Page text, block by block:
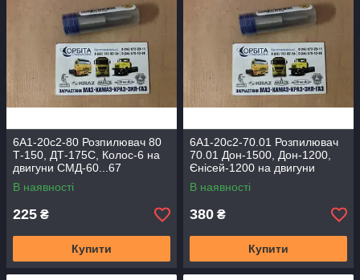
6А1-20с2-80 Розпилювач 80
Т-150, ДТ-175С, Колос-6 на
двигуни СМД-60...67
В наявності
225 ₴
Купити
6А1-20с2-70.01 Розпилювач
70.01 Дон-1500, Дон-1200,
Єнісей-1200 на двигуни
СМД-23, 24, 31, 31Б.04
В наявності
380 ₴
Купити